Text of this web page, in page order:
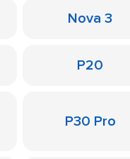
Nova 3
P20
P30 Pro